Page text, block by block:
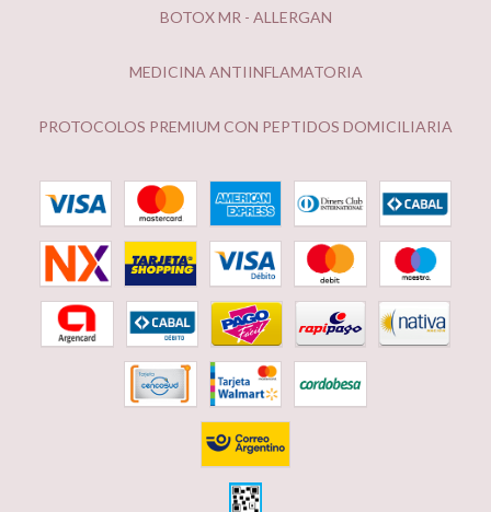
BOTOX MR - ALLERGAN
MEDICINA ANTIINFLAMATORIA
PROTOCOLOS PREMIUM CON PEPTIDOS DOMICILIARIA